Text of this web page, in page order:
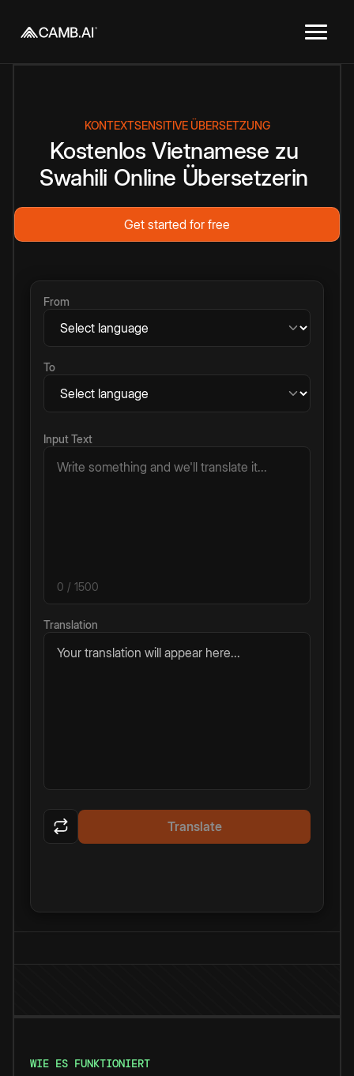
KONTEXTSENSITIVE ÜBERSETZUNG
Kostenlos Vietnamese zu
Swahili Online Übersetzerin
Get started for free
From
To
Input Text
0 / 1500
Translation
Your translation will appear here...
Translate
WIE ES FUNKTIONIERT